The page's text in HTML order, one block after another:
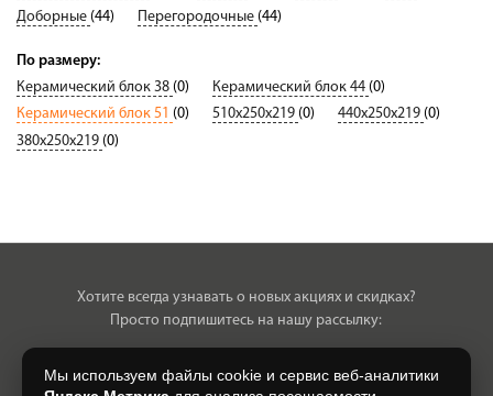
Доборные (44) Перегородочные (44)
По размеру:
Керамический блок 38 (0) Керамический блок 44 (0)
Керамический блок 51 (0) 510х250х219 (0) 440х250х219 (0)
380х250х219 (0)
Хотите всегда узнавать о новых акциях и скидках?
Просто подпишитесь на нашу рассылку:
Мы используем файлы cookie и сервис веб-аналитики